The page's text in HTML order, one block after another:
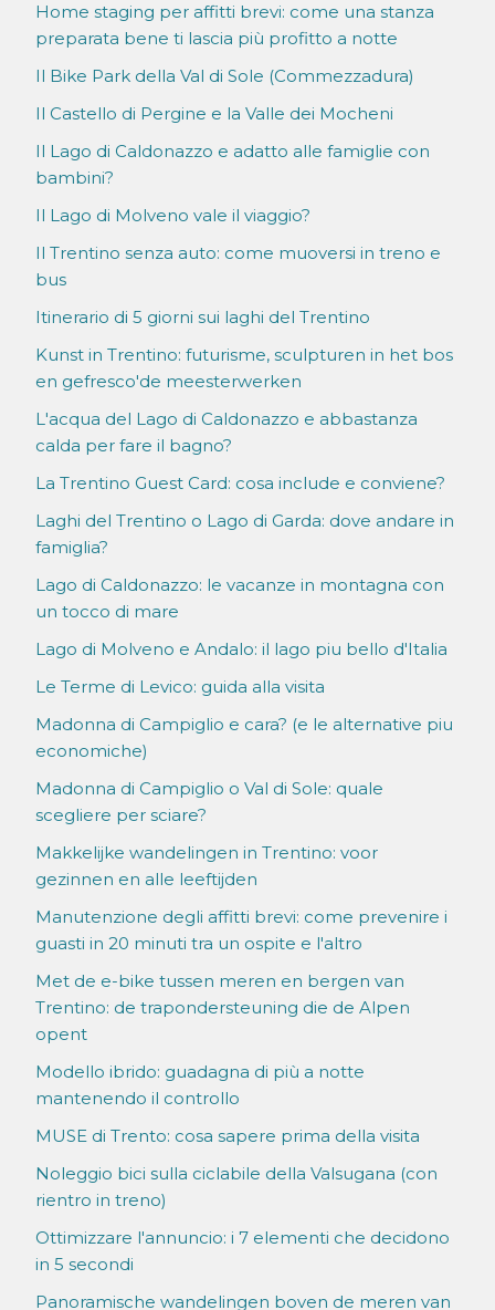
Home staging per affitti brevi: come una stanza
preparata bene ti lascia più profitto a notte
Il Bike Park della Val di Sole (Commezzadura)
Il Castello di Pergine e la Valle dei Mocheni
Il Lago di Caldonazzo e adatto alle famiglie con
bambini?
Il Lago di Molveno vale il viaggio?
Il Trentino senza auto: come muoversi in treno e
bus
Itinerario di 5 giorni sui laghi del Trentino
Kunst in Trentino: futurisme, sculpturen in het bos
en gefresco'de meesterwerken
L'acqua del Lago di Caldonazzo e abbastanza
calda per fare il bagno?
La Trentino Guest Card: cosa include e conviene?
Laghi del Trentino o Lago di Garda: dove andare in
famiglia?
Lago di Caldonazzo: le vacanze in montagna con
un tocco di mare
Lago di Molveno e Andalo: il lago piu bello d'Italia
Le Terme di Levico: guida alla visita
Madonna di Campiglio e cara? (e le alternative piu
economiche)
Madonna di Campiglio o Val di Sole: quale
scegliere per sciare?
Makkelijke wandelingen in Trentino: voor
gezinnen en alle leeftijden
Manutenzione degli affitti brevi: come prevenire i
guasti in 20 minuti tra un ospite e l'altro
Met de e-bike tussen meren en bergen van
Trentino: de trapondersteuning die de Alpen
opent
Modello ibrido: guadagna di più a notte
mantenendo il controllo
MUSE di Trento: cosa sapere prima della visita
Noleggio bici sulla ciclabile della Valsugana (con
rientro in treno)
Ottimizzare l'annuncio: i 7 elementi che decidono
in 5 secondi
Panoramische wandelingen boven de meren van